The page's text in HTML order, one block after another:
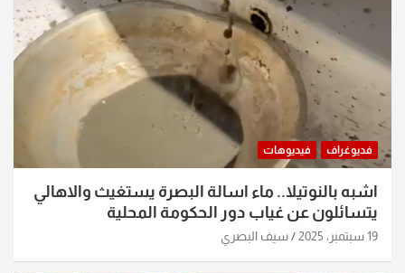
فديوغراف فيديوهات
اشبه بالنوتيلا.. ماء اسالة البصرة يستغيث والاهالي
يتسائلون عن غياب دور الحكومة المحلية
19 سبتمبر، 2025 سيف البصري